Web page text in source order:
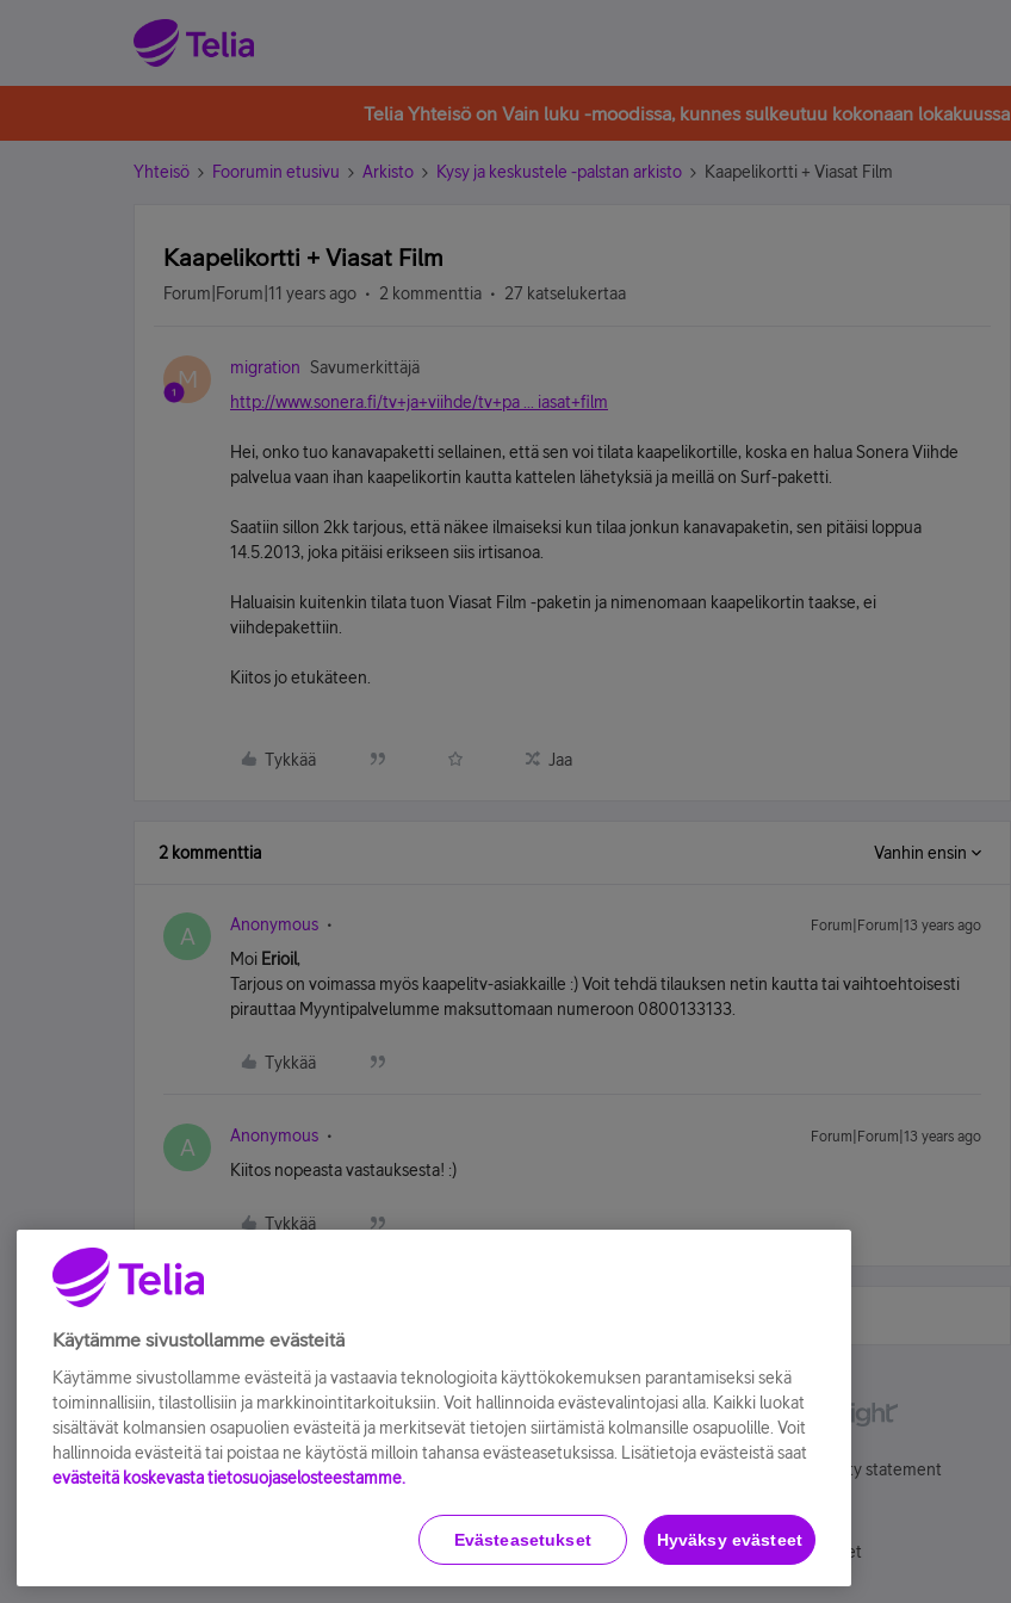
Telia Yhteisö on Vain luku -moodissa, kunnes sulkeutuu kokonaan lokakuussa
Yhteisö Foorumin etusivu Arkisto Kysy ja keskustele -palstan arkisto Kaapelikortti + Viasat Film
Kaapelikortti + Viasat Film
Forum|Forum|11 years ago 2 kommenttia 27 katselukertaa
M migration
Savumerkittäjä
http://www.sonera.fi/tv+ja+viihde/tv+pa ... iasat+film
Hei, onko tuo kanavapaketti sellainen, että sen voi tilata kaapelikortille, koska en halua Sonera Viihde
palvelua vaan ihan kaapelikortin kautta kattelen lähetyksiä ja meillä on Surf-paketti.
Saatiin sillon 2kk tarjous, että näkee ilmaiseksi kun tilaa jonkun kanavapaketin, sen pitäisi loppua
14.5.2013, joka pitäisi erikseen siis irtisanoa.
Haluaisin kuitenkin tilata tuon Viasat Film -paketin ja nimenomaan kaapelikortin taakse, ei
viihdepakettiin.
Kiitos jo etukäteen.
Tykkää Jaa
2 kommenttia Vanhin ensin
A Anonymous Forum|Forum|13 years ago
Moi Erioil,
Tarjous on voimassa myös kaapelitv-asiakkaille :) Voit tehdä tilauksen netin kautta tai vaihtoehtoisesti
pirauttaa Myyntipalvelumme maksuttomaan numeroon 0800133133.
Tykkää
A Anonymous Forum|Forum|13 years ago
Kiitos nopeasta vastauksesta! :)
Tykkää
Accessibility statement
Evästeasetukset
Käytämme sivustollamme evästeitä
Käytämme sivustollamme evästeitä ja vastaavia teknologioita käyttökokemuksen parantamiseksi sekä
toiminnallisiin, tilastollisiin ja markkinointitarkoituksiin. Voit hallinnoida evästevalintojasi alla. Kaikki luokat
sisältävät kolmansien osapuolien evästeitä ja merkitsevät tietojen siirtämistä kolmansille osapuolille. Voit
hallinnoida evästeitä tai poistaa ne käytöstä milloin tahansa evästeasetuksissa. Lisätietoja evästeistä saat
evästeitä koskevasta tietosuojaselosteestamme.
Evästeasetukset Hyväksy evästeet